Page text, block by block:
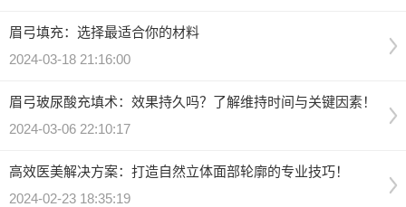
眉弓填充：选择最适合你的材料
2024-03-18 21:16:00
眉弓玻尿酸充填术：效果持久吗？了解维持时间与关键因素！
2024-03-06 22:10:17
高效医美解决方案：打造自然立体面部轮廓的专业技巧！
2024-02-23 18:35:19